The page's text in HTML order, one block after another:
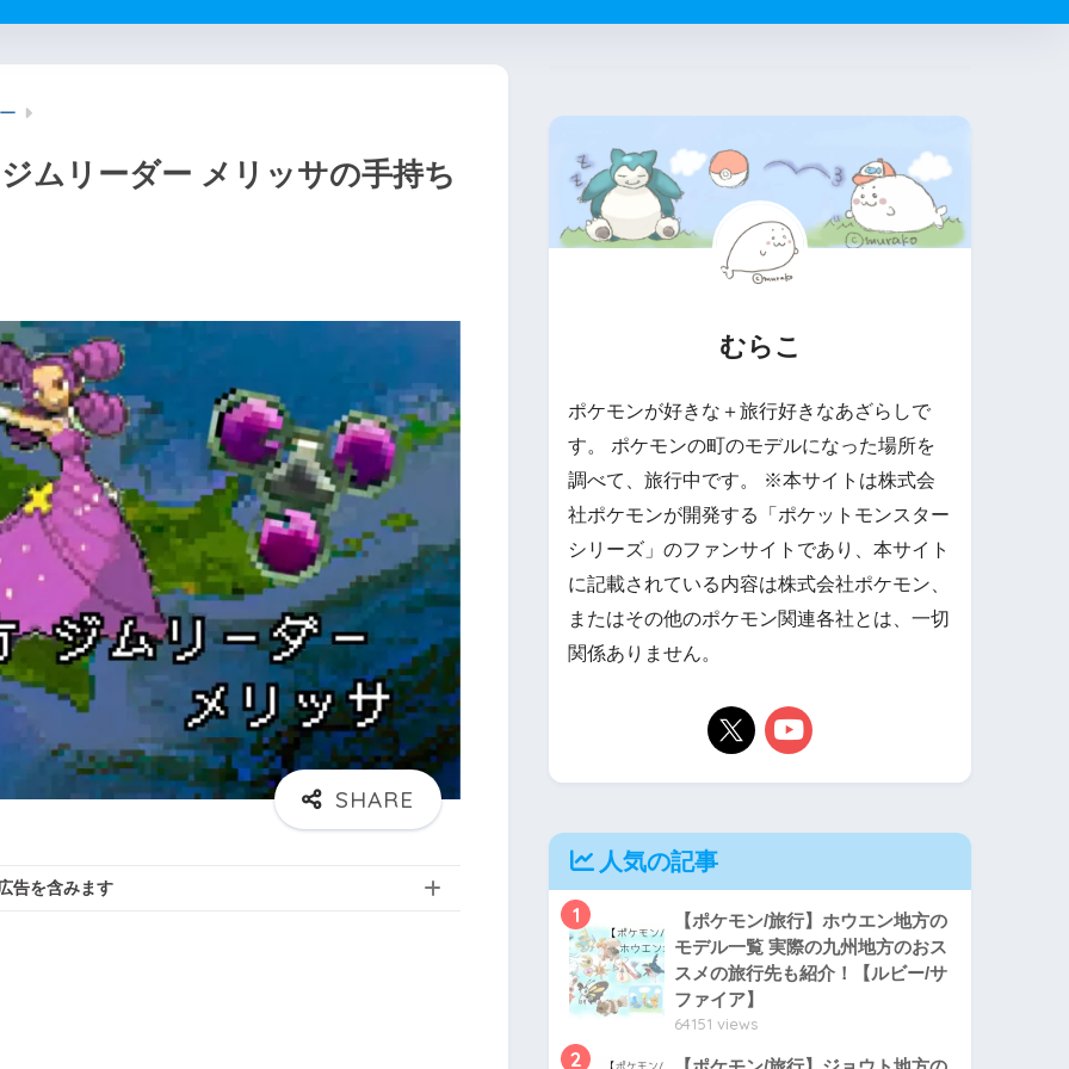
ムリーダー メリッサの手持ち
告を含みます
むらこ
ポケモンが好きな＋旅行好きなあざらしで
す。 ポケモンの町のモデルになった場所を
調べて、旅行中です。 ※本サイトは株式会
社ポケモンが開発する「ポケットモンスター
シリーズ」のファンサイトであり、本サイト
に記載されている内容は株式会社ポケモン、
またはその他のポケモン関連各社とは、一切
関係ありません。
人気の記事
1
【ポケモン/旅行】ホウエン地方の
モデル一覧 実際の九州地方のおス
スメの旅行先も紹介！【ルビー/サ
ファイア】
64151 views
2